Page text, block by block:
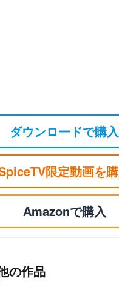
ダウンロードで購入
限定動画を
Amazonで購入
の作品